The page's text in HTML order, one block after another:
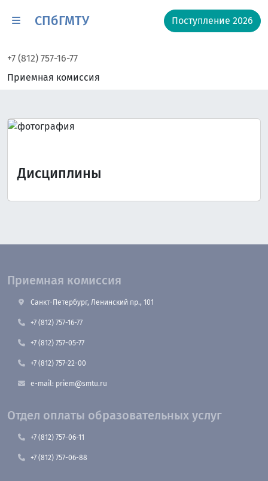
СПбГМТУ Поступление 2026
+7 (812) 757-16-77
Приемная комиссия
Дисциплины
Приемная комиссия
Санкт-Петербург, Ленинский пр., 101
+7 (812) 757-16-77
+7 (812) 757-05-77
+7 (812) 757-22-00
e-mail: priem@smtu.ru
Отдел оплаты образовательных услуг
+7 (812) 757-06-11
+7 (812) 757-06-88